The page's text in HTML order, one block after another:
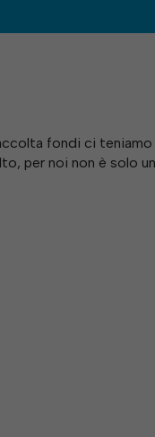
fondi ci
per noi non è solo